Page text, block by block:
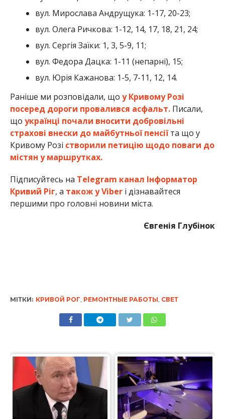
вул. Мирослава Андрущука: 1-17, 20-23;
вул. Олега Ричкова: 1-12, 14, 17, 18, 21, 24;
вул. Сергія Заїки: 1, 3, 5-9, 11;
вул. Федора Дацка: 1-11 (непарні), 15;
вул. Юрія Кажанова: 1-5, 7-11, 12, 14.
Раніше ми розповідали, що у Кривому Розі
посеред дороги провалився асфальт.Писали,
що українці почали вносити добровільні
страхові внески до майбутньої пенсіїта що у
Кривому Розі створили петицію щодо поваги до
містян у маршрутках.
Підписуйтесь на Telegram канал Інформатор
Кривий Ріг, а також у Viberі дізнавайтеся
першими про головні новини міста.
Євгенія Глубінок
МІТКИ: КРИВОЙ РОГ РЕМОНТНЫЕ РАБОТЫ СВЕТ